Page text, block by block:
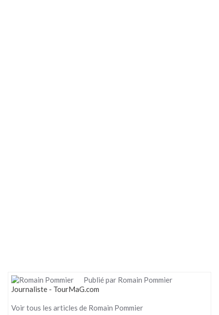
Publié par Romain Pommier
Journaliste - TourMaG.com
Voir tous les articles de Romain Pommier